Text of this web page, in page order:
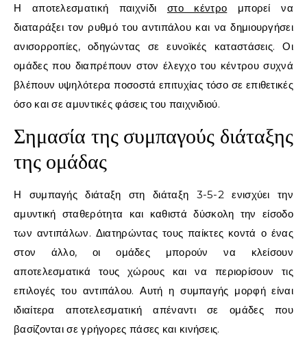
Η αποτελεσματική παιχνίδι στο κέντρο μπορεί να
διαταράξει τον ρυθμό του αντιπάλου και να δημιουργήσει
ανισορροπίες, οδηγώντας σε ευνοϊκές καταστάσεις. Οι
ομάδες που διαπρέπουν στον έλεγχο του κέντρου συχνά
βλέπουν υψηλότερα ποσοστά επιτυχίας τόσο σε επιθετικές
όσο και σε αμυντικές φάσεις του παιχνιδιού.
Σημασία της συμπαγούς διάταξης
της ομάδας
Η συμπαγής διάταξη στη διάταξη 3-5-2 ενισχύει την
αμυντική σταθερότητα και καθιστά δύσκολη την είσοδο
των αντιπάλων. Διατηρώντας τους παίκτες κοντά ο ένας
στον άλλο, οι ομάδες μπορούν να κλείσουν
αποτελεσματικά τους χώρους και να περιορίσουν τις
επιλογές του αντιπάλου. Αυτή η συμπαγής μορφή είναι
ιδιαίτερα αποτελεσματική απέναντι σε ομάδες που
βασίζονται σε γρήγορες πάσες και κινήσεις.